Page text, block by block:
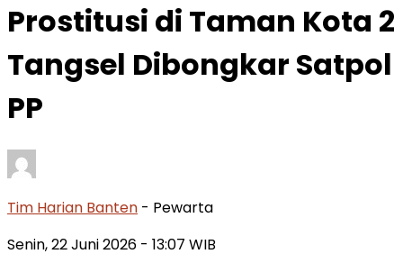
Prostitusi di Taman Kota 2
Tangsel Dibongkar Satpol
PP
Tim Harian Banten - Pewarta
Senin, 22 Juni 2026 - 13:07 WIB